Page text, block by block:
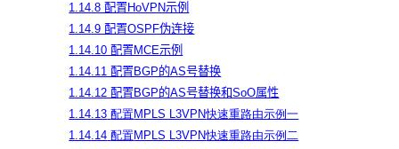
1.14.8 配置HoVPN示例
1.14.9 配置OSPF伪连接
1.14.10 配置MCE示例
1.14.11 配置BGP的AS号替换
1.14.12 配置BGP的AS号替换和SoO属性
1.14.13 配置MPLS L3VPN快速重路由示例一
1.14.14 配置MPLS L3VPN快速重路由示例二